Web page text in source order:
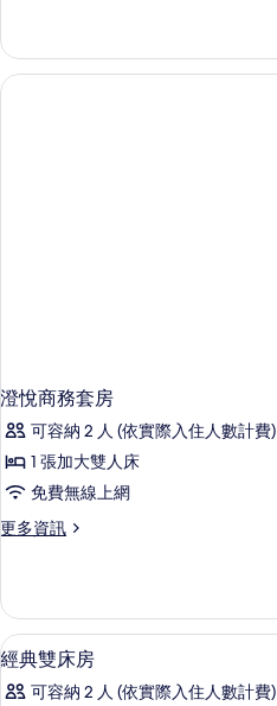
相
片
情
的
所
四
人
房
澄悅商務套房
可容納 2 人 (依實際入住人數計費)
1 張加大雙人床
免費無線上網
更多資訊
更
商
務
套
的
顯
示
3
經典雙床房
可容納 2 人 (依實際入住人數計費)